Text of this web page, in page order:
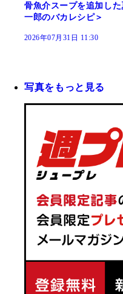
骨魚介スープを追加し
一郎のバカレシピ＞
2026年07月31日 11:30
写真をもっと見る